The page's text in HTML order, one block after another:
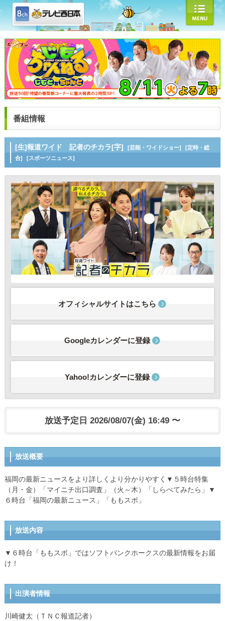
番組情報
[生]報道ワイド 記者のチカラ[字] [芸能・ワイドショー]
[定時・総
合]
[スポーツニュース]
オフィシャルサイトはこちら
Googleカレンダーに登録
Yahoo!カレンダーに登録
放送予定日 2026/08/07(金) 16:49 〜
放送概要
福岡の最新ニュースをより詳しくより分かりやすく▼５時台特集
（月・金）「マイニチ出口調査」（火～木）「しらべてみたら」▼
６時台「福岡の最新ニュース」「ももスポ」
放送内容
▼６時台「ももスポ」ではソフトバンクホークスの最新情報をお届
け！
出演者情報
川崎健太（ＴＮＣ報道記者）